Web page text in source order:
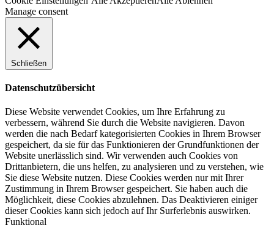
Manage consent
Schließen
Datenschutzübersicht
Diese Website verwendet Cookies, um Ihre Erfahrung zu
verbessern, während Sie durch die Website navigieren. Davon
werden die nach Bedarf kategorisierten Cookies in Ihrem Browser
gespeichert, da sie für das Funktionieren der Grundfunktionen der
Website unerlässlich sind. Wir verwenden auch Cookies von
Drittanbietern, die uns helfen, zu analysieren und zu verstehen, wie
Sie diese Website nutzen. Diese Cookies werden nur mit Ihrer
Zustimmung in Ihrem Browser gespeichert. Sie haben auch die
Möglichkeit, diese Cookies abzulehnen. Das Deaktivieren einiger
dieser Cookies kann sich jedoch auf Ihr Surferlebnis auswirken.
Funktional